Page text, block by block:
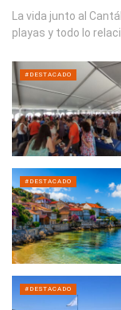
La vida junto al
playas y todo lo
#DESTACADO
#DESTACADO
#DESTACADO